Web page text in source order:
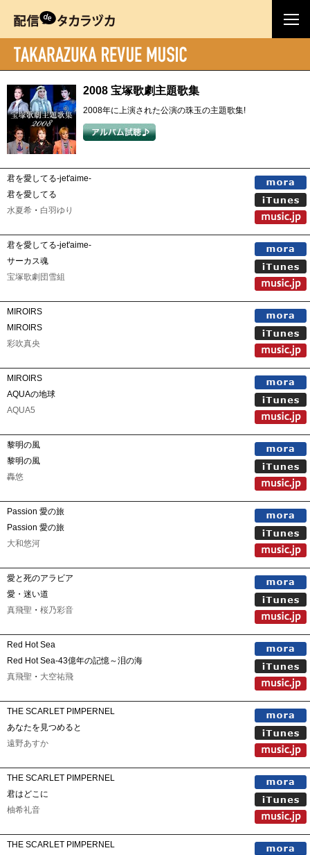
2008 宝塚歌劇主題歌集
2008年に上演された公演の珠玉の主題歌集!
君を愛してる-jet'aime-
君を愛してる
水夏希 ・ 白羽ゆり
君を愛してる-jet'aime-
サーカス魂
宝塚歌劇団雪組
MIROIRS
MIROIRS
彩吹真央
MIROIRS
AQUAの地球
AQUA5
黎明の風
黎明の風
轟悠
Passion 愛の旅
Passion 愛の旅
大和悠河
愛と死のアラビア
愛・迷い道
真飛聖 ・ 桜乃彩音
Red Hot Sea
Red Hot Sea-43億年の記憶～泪の海
真飛聖 ・ 大空祐飛
THE SCARLET PIMPERNEL
あなたを見つめると
遠野あすか
THE SCARLET PIMPERNEL
君はどこに
柚希礼音
THE SCARLET PIMPERNEL